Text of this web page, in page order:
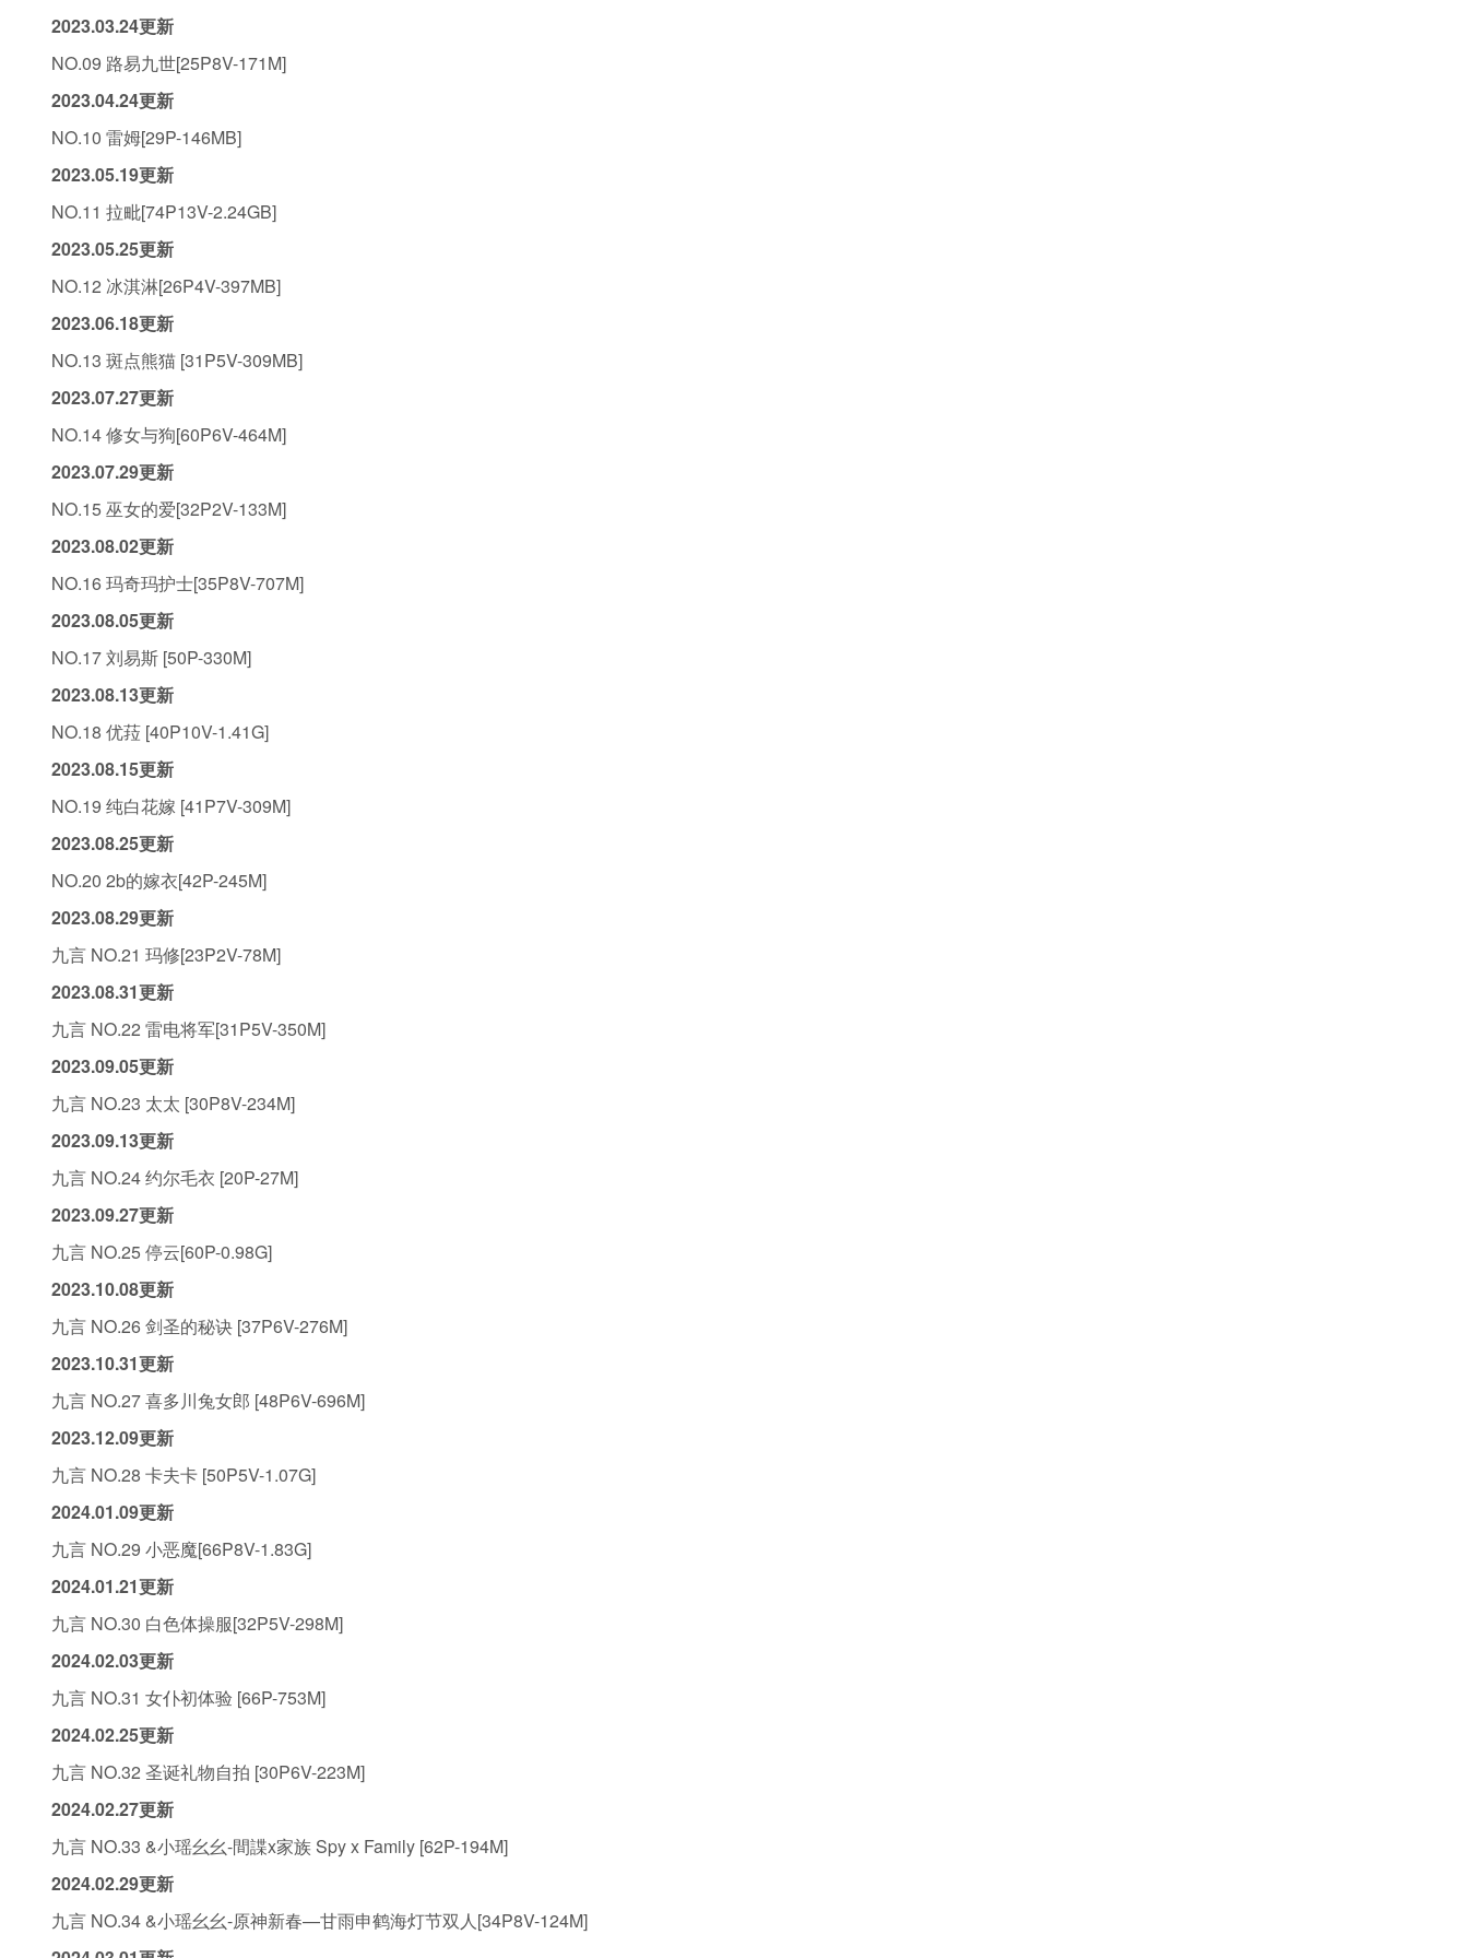
2023.03.24更新
NO.09 路易九世[25P8V-171M]
2023.04.24更新
NO.10 雷姆[29P-146MB]
2023.05.19更新
NO.11 拉毗[74P13V-2.24GB]
2023.05.25更新
NO.12 冰淇淋[26P4V-397MB]
2023.06.18更新
NO.13 斑点熊猫 [31P5V-309MB]
2023.07.27更新
NO.14 修女与狗[60P6V-464M]
2023.07.29更新
NO.15 巫女的爱[32P2V-133M]
2023.08.02更新
NO.16 玛奇玛护士[35P8V-707M]
2023.08.05更新
NO.17 刘易斯 [50P-330M]
2023.08.13更新
NO.18 优菈 [40P10V-1.41G]
2023.08.15更新
NO.19 纯白花嫁 [41P7V-309M]
2023.08.25更新
NO.20 2b的嫁衣[42P-245M]
2023.08.29更新
九言 NO.21 玛修[23P2V-78M]
2023.08.31更新
九言 NO.22 雷电将军[31P5V-350M]
2023.09.05更新
九言 NO.23 太太 [30P8V-234M]
2023.09.13更新
九言 NO.24 约尔毛衣 [20P-27M]
2023.09.27更新
九言 NO.25 停云[60P-0.98G]
2023.10.08更新
九言 NO.26 剑圣的秘诀 [37P6V-276M]
2023.10.31更新
九言 NO.27 喜多川兔女郎 [48P6V-696M]
2023.12.09更新
九言 NO.28 卡夫卡 [50P5V-1.07G]
2024.01.09更新
九言 NO.29 小恶魔[66P8V-1.83G]
2024.01.21更新
九言 NO.30 白色体操服[32P5V-298M]
2024.02.03更新
九言 NO.31 女仆初体验 [66P-753M]
2024.02.25更新
九言 NO.32 圣诞礼物自拍 [30P6V-223M]
2024.02.27更新
九言 NO.33 &小瑶幺幺-間諜x家族 Spy x Family [62P-194M]
2024.02.29更新
九言 NO.34 &小瑶幺幺-原神新春—甘雨申鹤海灯节双人[34P8V-124M]